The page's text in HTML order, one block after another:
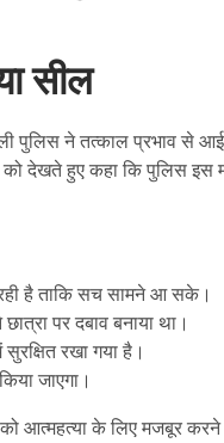
सील
ने तत्काल प्रभाव से
को देखते हुए कहा कि पुलिस इस
है ताकि सच सामने आ सके।
पर दबाव बनाया था।
रखा गया है।
जाएगा।
आत्महत्या के लिए मजबूर करने